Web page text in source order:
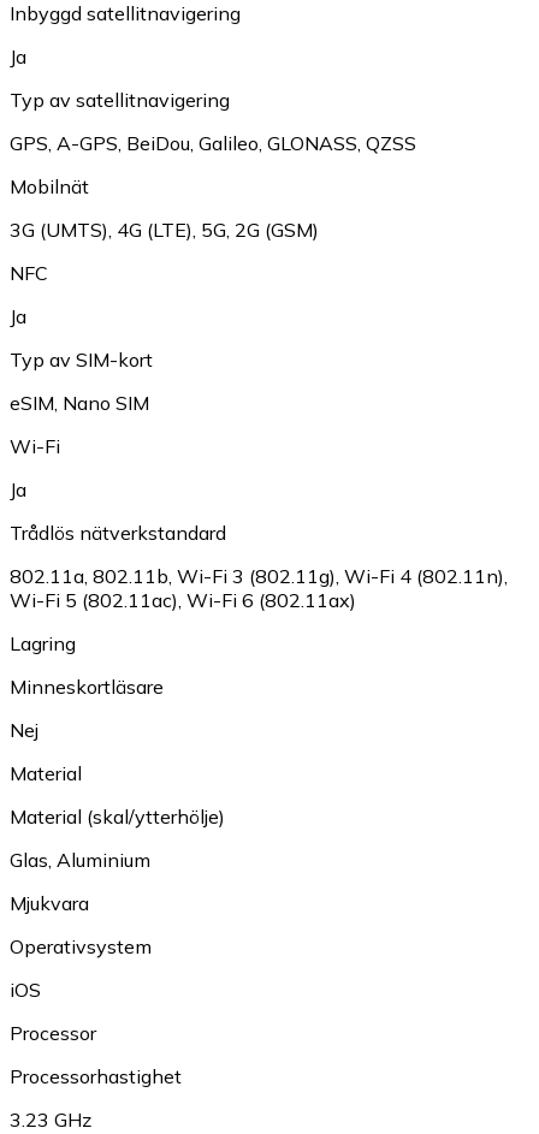
Inbyggd satellitnavigering
Ja
Typ av satellitnavigering
GPS, A-GPS, BeiDou, Galileo, GLONASS, QZSS
Mobilnät
3G (UMTS), 4G (LTE), 5G, 2G (GSM)
NFC
Ja
Typ av SIM-kort
eSIM, Nano SIM
Wi-Fi
Ja
Trådlös nätverkstandard
802.11a, 802.11b, Wi-Fi 3 (802.11g), Wi-Fi 4 (802.11n),
Wi-Fi 5 (802.11ac), Wi-Fi 6 (802.11ax)
Lagring
Minneskortläsare
Nej
Material
Material (skal/ytterhölje)
Glas, Aluminium
Mjukvara
Operativsystem
iOS
Processor
Processorhastighet
3.23 GHz